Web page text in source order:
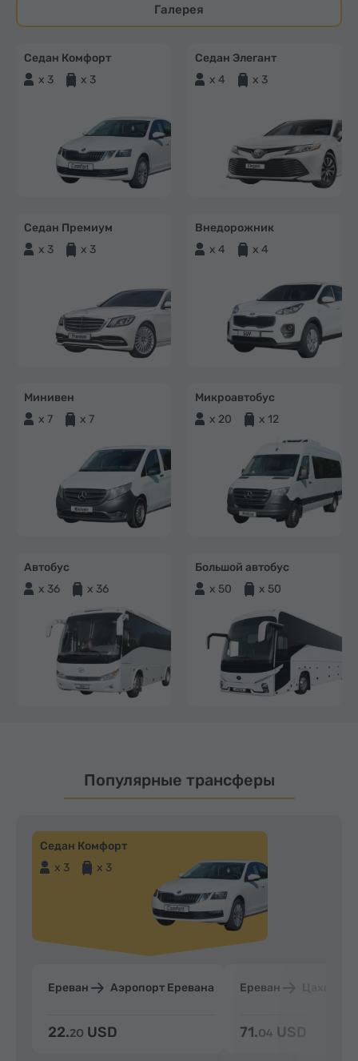
Галерея
Седан Комфорт
x 3
x 3
Седан Элегант
x 4
x 3
Седан Премиум
x 3
x 3
Внедорожник
x 4
x 4
Минивен
x 7
x 7
Микроавтобус
x 20
x 12
Автобус
x 36
x 36
Большой автобус
x 50
x 50
Популярные трансферы
Седан Комфорт
x 3
x 3
Ереван Аэропорт Еревана
22.20 USD
Ереван
71.04 USD